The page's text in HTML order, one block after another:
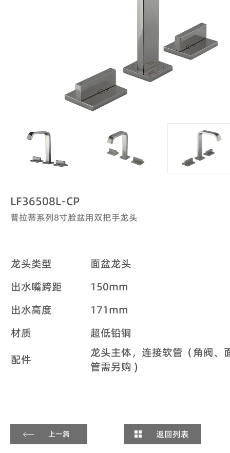
LF36508L-CP
普拉蒂系列8寸脸盆用双把手龙头
龙头类型
面盆龙头
出水嘴跨距
150mm
出水高度
171mm
材质
超低铅铜
配件
龙头主体，连接软管（角阀、
管需另购 )
上一篇 返回列表